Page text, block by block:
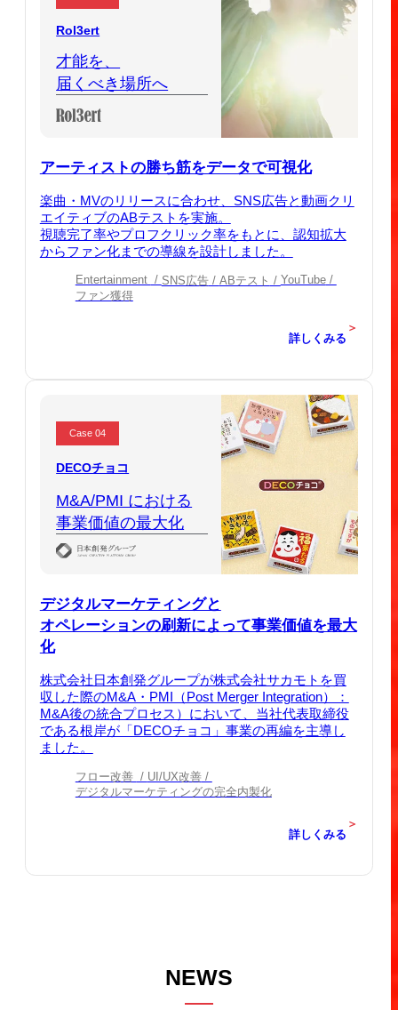
Rol3ert
才能を、
届くべき場所へ
アーティストの勝ち筋をデータで可視化
楽曲・MVのリリースに合わせ、SNS広告と動画クリ
エイティブのABテストを実施。
視聴完了率やプロフクリック率をもとに、認知拡大
からファン化までの導線を設計しました。
Entertainment SNS広告 ABテスト
YouTube
ファン獲得
詳しくみる
＞
Case 04
DECOチョコ
M&A/PMI における
事業価値の最大化
デジタルマーケティングと
オペレーションの刷新によって事業価値を最大
化
株式会社日本創発グループが株式会社サカモトを買
収した際のM&A・PMI（Post Merger Integration）：
M&A後の統合プロセス）において、当社代表取締役
である根岸が「DECOチョコ」事業の再編を主導し
ました。
フロー改善
UI/UX改善
デジタルマーケティングの完全内製化
詳しくみる
＞
NEWS